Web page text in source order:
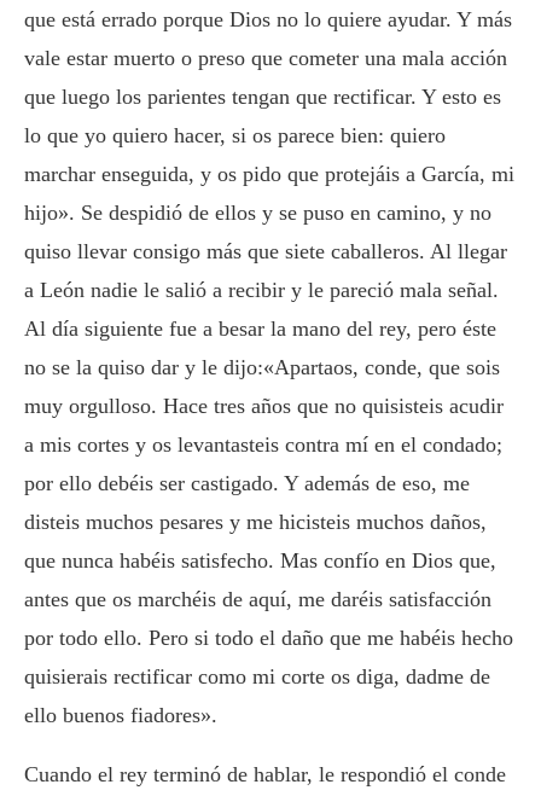
que está errado porque Dios no lo quiere ayudar. Y más
vale estar muerto o preso que cometer una mala acción
que luego los parientes tengan que rectificar. Y esto es
lo que yo quiero hacer, si os parece bien: quiero
marchar enseguida, y os pido que protejáis a García, mi
hijo». Se despidió de ellos y se puso en camino, y no
quiso llevar consigo más que siete caballeros. Al llegar
a León nadie le salió a recibir y le pareció mala señal.
Al día siguiente fue a besar la mano del rey, pero éste
no se la quiso dar y le dijo:«Apartaos, conde, que sois
muy orgulloso. Hace tres años que no quisisteis acudir
a mis cortes y os levantasteis contra mí en el condado;
por ello debéis ser castigado. Y además de eso, me
disteis muchos pesares y me hicisteis muchos daños,
que nunca habéis satisfecho. Mas confío en Dios que,
antes que os marchéis de aquí, me daréis satisfacción
por todo ello. Pero si todo el daño que me habéis hecho
quisierais rectificar como mi corte os diga, dadme de
ello buenos fiadores».
Cuando el rey terminó de hablar, le respondió el conde